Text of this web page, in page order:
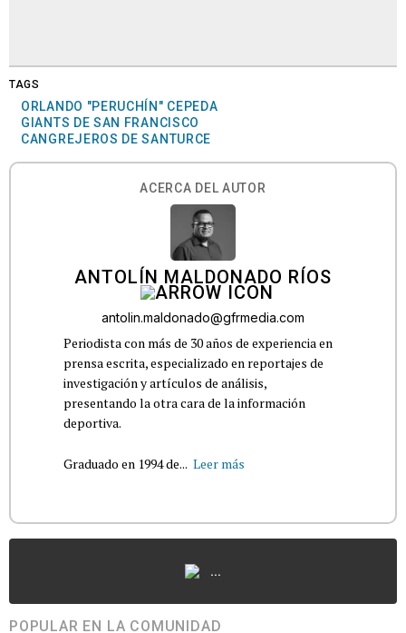
TAGS
ORLANDO "PERUCHÍN" CEPEDA
GIANTS DE SAN FRANCISCO
CANGREJEROS DE SANTURCE
ACERCA DEL AUTOR
ANTOLÍN MALDONADO RÍOS
antolin.maldonado@gfrmedia.com
Periodista con más de 30 años de experiencia en
prensa escrita, especializado en reportajes de
investigación y artículos de análisis,
presentando la otra cara de la información
deportiva.
Graduado en 1994 de... Leer más
...
POPULAR EN LA COMUNIDAD